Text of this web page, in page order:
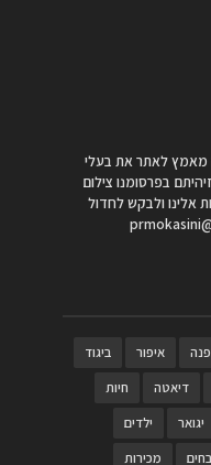
מאמץ לאתר את בעלי
בפרסומנו צילום
אלינו ולבקש לחדול
איפור
ביגוד
דיאטה
חיות
יגואר
ילדים
מכירות